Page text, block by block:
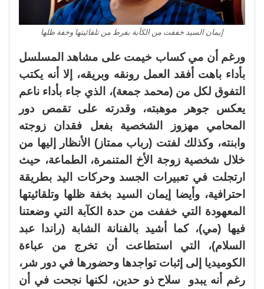
إيمان السيد خففت من الكآبة بفرط من تلقائيتها وخفة ظلها
ورغم أن مي كساب خيمت على مشاهد المسلسل
بأداء باهت أفقد العمل رونقه وبريقه، إلا أنه يكتب
التفوق لكل من (محمد جمعة)، الذي جاء بأداء ناعم
يعكس جوهر موهبته، وقدرته على تقمص دور
المحامي مهزوز الشخصية بفعل فقدان زوجته
وابنته، وكذلك لفتت (رباب ممتاز) الأنظار إليها من
خلال شخصية زوجة الأخ المتنمرة، الطماعة، حيث
ارتجلت في تعبيرات الجسد وحركات اليد بطريقة
احترافية، وأيضا إيمان السيد بخفة ظلها وتلقائيتها
المعهودة التي خففت من حدة الكآبة التي وضعتنا
فيها (مي)، كما أشيد بالفنانة الشابة (راندا عبد
السلام)، التي استطاعت أن تخرج من عباءة
الكوميديا إلى إثبات تواجدها وحضورها في دور شر،
رغم أنه يبدو سلاح ذو حدين، لكنها نجحت في أن